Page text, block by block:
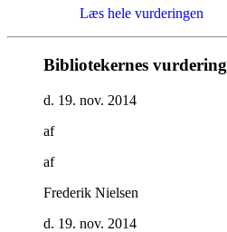
Læs hele vurderingen
Bibliotekernes vurdering
d. 19. nov. 2014
af
af
Frederik Nielsen
d. 19. nov. 2014